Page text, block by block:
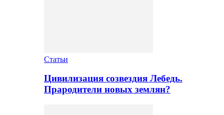
Статьи
Цивилизация созвездия Лебедь.
Прародители новых землян?